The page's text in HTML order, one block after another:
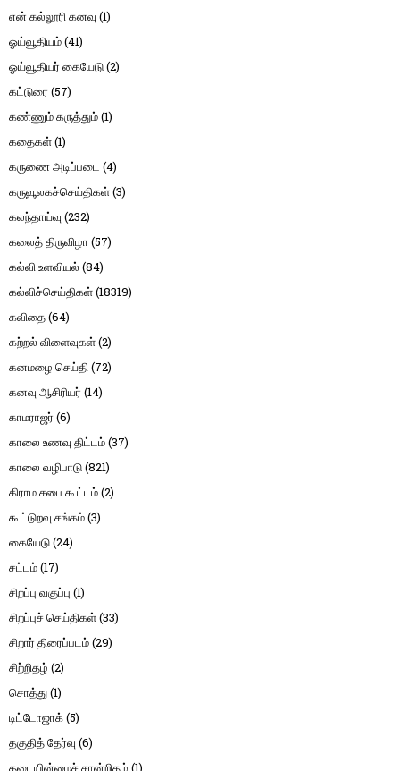
என் கல்லூரி கனவு (1)
ஓய்வூதியம்(41)
ஓய்வூதியர் கையேடு(2)
கட்டுரை (57)
கண்ணும் கருத்தும்(1)
கதைகள்(1)
கருணை அடிப்படை (4)
கருவூலகச்செய்திகள்(3)
கலந்தாய்வு (232)
கலைத் திருவிழா (57)
கல்வி உளவியல் (84)
கல்விச்செய்திகள்(18319)
கவிதை(64)
கற்றல் விளைவுகள்(2)
கனமழை செய்தி(72)
கனவு ஆசிரியர் (14)
காமராஜர் (6)
காலை உணவு திட்டம்(37)
காலை வழிபாடு(821)
கிராம சபை கூட்டம்(2)
கூட்டுறவு சங்கம்(3)
கையேடு(24)
சட்டம்(17)
சிறப்பு வகுப்பு (1)
சிறப்புச் செய்திகள்(33)
சிறார் திரைப்படம்(29)
சிற்றிதழ் (2)
சொத்து(1)
டிட்டோஜாக்(5)
தகுதித் தேர்வு (6)
தடையின்மைச் சான்றிதழ் (1)